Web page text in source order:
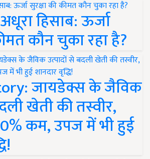
हिसाब: ऊर्जा
कौन चुका रहा है?
जायडेक्स के जैविक
खेती की तस्वीर,
कम, उपज में भी हुई